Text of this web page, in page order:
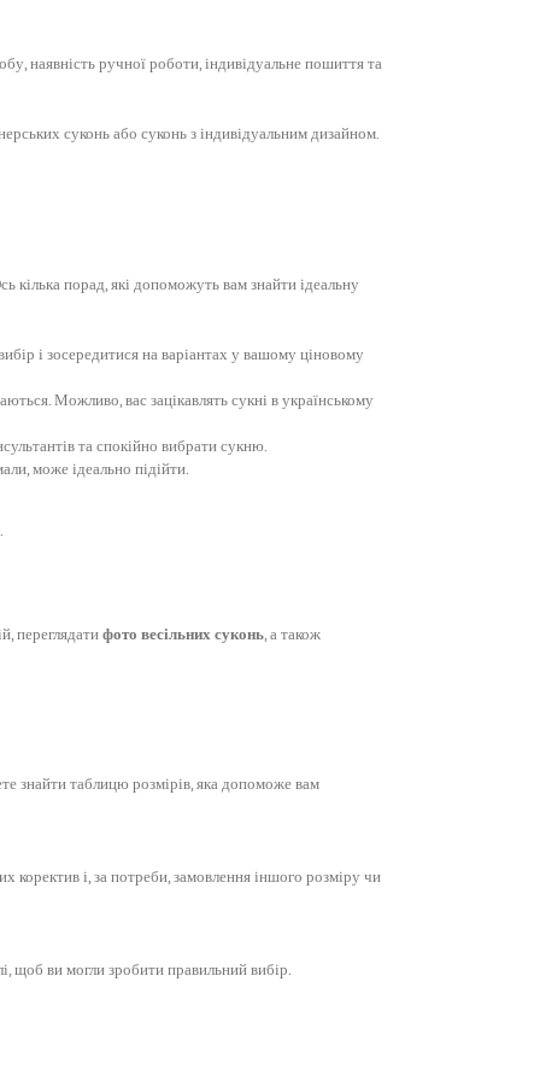
наявність ручної роботи, індивідуальне пошиття та
суконь або суконь з індивідуальним дизайном.
порад, які допоможуть вам знайти ідеальну
і зосередитися на варіантах у вашому ціновому
Можливо, вас зацікавлять сукні в українському
та спокійно вибрати сукню.
може ідеально підійти.
переглядатифото весільних суконь, а також
знайти таблицю розмірів, яка допоможе вам
коректив і, за потреби, замовлення іншого розміру чи
щоб ви могли зробити правильний вибір.